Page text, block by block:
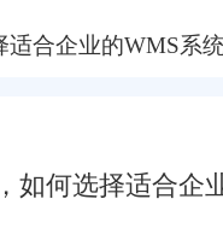
合企业的WMS系
如何选择适合企